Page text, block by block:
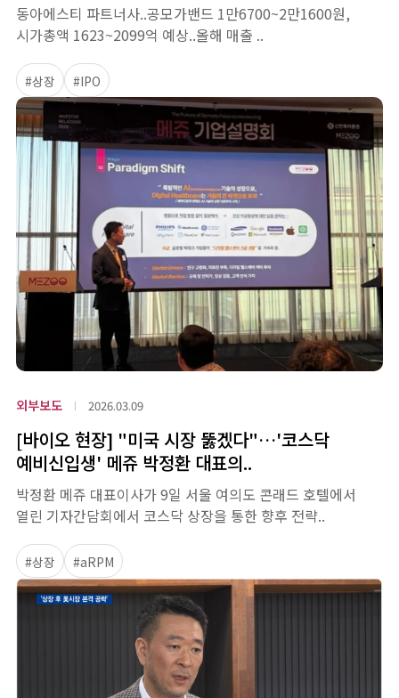
동아에스티 파트너사..공모가밴드 1만6700~2만1600원,
시가총액 1623~2099억 예상..올해 매출 ..
#상장 #IPO
외부보도 2026.03.09
[바이오 현장] "미국 시장 뚫겠다"…'코스닥
예비신입생' 메쥬 박정환 대표의..
박정환 메쥬 대표이사가 9일 서울 여의도 콘래드 호텔에서
열린 기자간담회에서 코스닥 상장을 통한 향후 전략..
#상장 #aRPM